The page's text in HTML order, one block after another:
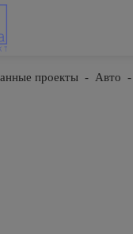
проекты - Авто -